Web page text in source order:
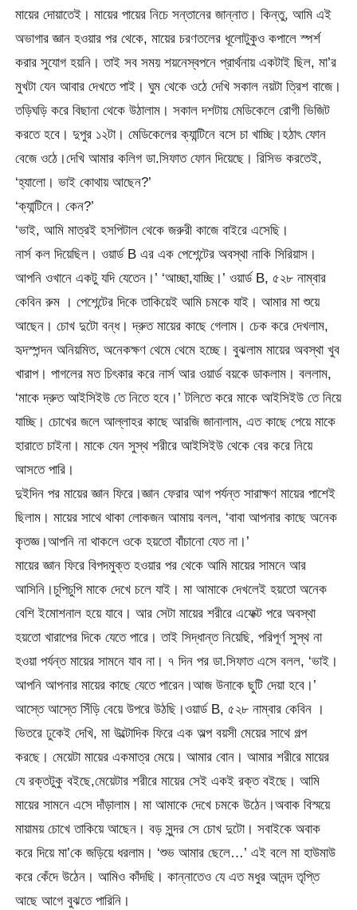
মায়ের দোয়াতেই। মায়ের পায়ের নিচে সন্তানের জান্নাত। কিন্তু, আমি এই
অভাগার জ্ঞান হওয়ার পর থেকে, মায়ের চরণতলের ধূলোটুকুও কপালে স্পর্শ
করার সুযোগ হয়নি। তাই সব সময় শয়নেস্বপনে প্রার্থনায় একটাই ছিল, মা’র
মুখটা যেন আবার দেখতে পাই। ঘুম থেকে ওঠে দেখি সকাল নয়টা ত্রিশ বাজে।
তড়িঘড়ি করে বিছানা থেকে উঠালাম। সকাল দশটায় মেডিকেলে রোগী ভিজিট
করতে হবে। দুপুর ১২টা। মেডিকেলের ক্যান্টিনে বসে চা খাচ্ছি।হঠাৎ ফোন
বেজে ওঠে।দেখি আমার কলিগ ডা.সিফাত ফোন দিয়েছে। রিসিভ করতেই,
‘হ্যালো। ভাই কোথায় আছেন?’
‘ক্যান্টিনে। কেন?’
‘ভাই, আমি মাত্রই হসপিটাল থেকে জরুরী কাজে বাইরে এসেছি।
নার্স কল দিয়েছিল। ওয়ার্ড B এর এক পেশেন্টের অবস্থা নাকি সিরিয়াস।
আপনি ওখানে একটু যদি যেতেন।’ ‘আচ্ছা,যাচ্ছি।’ ওয়ার্ড B, ৫২৮ নাম্বার
কেবিন রুম । পেশেন্টের দিকে তাকিয়েই আমি চমকে যাই। আমার মা শুয়ে
আছেন। চোখ দুটো বন্ধ। দ্রুত মায়ের কাছে গেলাম। চেক করে দেখলাম,
হৃদস্পন্দন অনিয়মিত, অনেকক্ষণ থেমে থেমে হচ্ছে। বুঝলাম মায়ের অবস্থা খুব
খারাপ। পাগলের মত চিৎকার করে নার্স আর ওয়ার্ড বয়কে ডাকলাম। বললাম,
‘মাকে দ্রুত আইসিইউ তে নিতে হবে।’ টলিতে করে মাকে আইসিইউ তে নিয়ে
যাচ্ছি। চোখের জলে আল্লাহর কাছে আরজি জানালাম, এত কাছে পেয়ে মাকে
হারাতে চাইনা। মাকে যেন সুস্থ শরীরে আইসিইউ থেকে বের করে নিয়ে
আসতে পারি।
দুইদিন পর মায়ের জ্ঞান ফিরে।জ্ঞান ফেরার আগ পর্যন্ত সারাক্ষণ মায়ের পাশেই
ছিলাম। মায়ের সাথে থাকা লোকজন আমায় বলল, ‘বাবা আপনার কাছে অনেক
কৃতজ্ঞ।আপনি না থাকলে ওকে হয়তো বাঁচানো যেত না।’
মায়ের জ্ঞান ফিরে বিপদমুক্ত হওয়ার পর থেকে আমি মায়ের সামনে আর
আসিনি।চুপিচুপি মাকে দেখে চলে যাই। মা আমাকে দেখলেই হয়তো অনেক
বেশি ইমোশনাল হয়ে যাবে। আর সেটা মায়ের শরীরে এফেক্ট পরে অবস্থা
হয়তো খারাপের দিকে যেতে পারে। তাই সিদ্ধান্ত নিয়েছি, পরিপূর্ণ সুস্থ না
হওয়া পর্যন্ত মায়ের সামনে যাব না। ৭ দিন পর ডা.সিফাত এসে বলল, ‘ভাই।
আপনি আপনার মায়ের কাছে যেতে পারেন।আজ উনাকে ছুটি দেয়া হবে।’
আস্তে আস্তে সিঁড়ি বেয়ে উপরে উঠছি।ওয়ার্ড B, ৫২৮ নাম্বার কেবিন ।
ভিতরে ঢুকেই দেখি, মা উল্টোদিক ফিরে এক অল্প বয়সী মেয়ের সাথে গল্প
করছে। মেয়েটা মায়ের একমাত্র মেয়ে। আমার বোন। আমার শরীরে মায়ের
যে রক্তটুকু বইছে,মেয়েটার শরীরে মায়ের সেই একই রক্ত বইছে। আমি
মায়ের সামনে এসে দাঁড়ালাম। মা আমাকে দেখে চমকে উঠেন।অবাক বিস্ময়ে
মায়াময় চোখে তাকিয়ে আছেন। বড় সুন্দর সে চোখ দুটো। সবাইকে অবাক
করে দিয়ে মা’কে জড়িয়ে ধরলাম। ‘শুভ আমার ছেলে…’ এই বলে মা হাউমাউ
করে কেঁদে উঠেন। আমিও কাঁদছি। কান্নাতেও যে এত মধুর আনন্দ তৃপ্তি
আছে আগে বুঝতে পারিনি।